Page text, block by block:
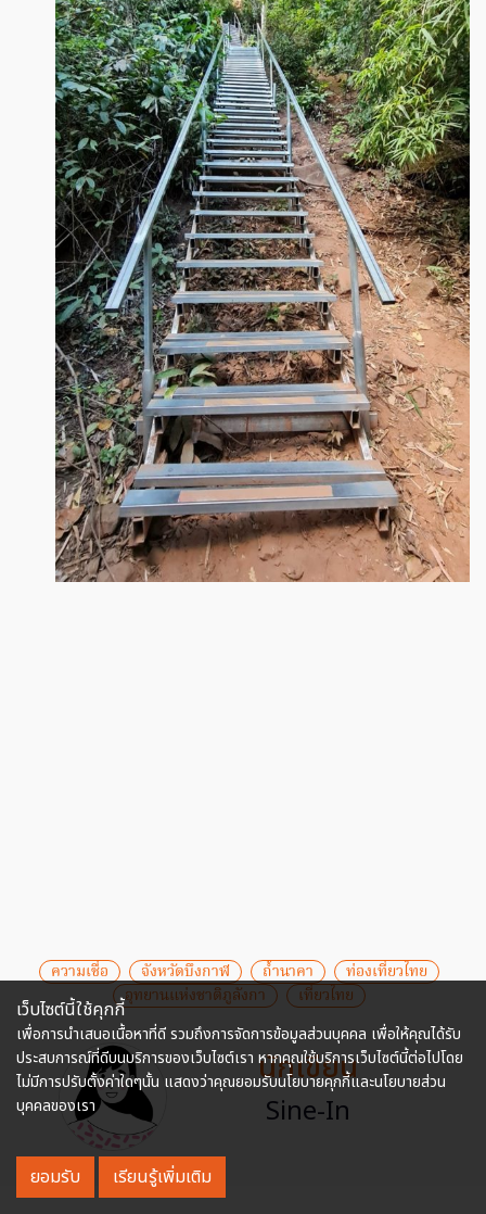
ความเชื่อ จังหวัดบึงกาฬ ถ้ำนาคา
ท่องเที่ยวไทย
อุทยานแห่งชาติภูลังกา
เที่ยวไทย
นักเขียน
Sine-In
เว็บไซต์นี้ใช้คุกกี้
เพื่อการนำเสนอเนื้อหาที่ดี รวมถึงการจัดการข้อมูลส่วนบุคคล เพื่อให้คุณได้รับ
ประสบการณ์ที่ดีบนบริการของเว็บไซต์เรา หากคุณใช้บริการเว็บไซต์นี้ต่อไปโดย
ไม่มีการปรับตั้งค่าใดๆนั้น แสดงว่าคุณยอมรับนโยบายคุกกี้และนโยบายส่วน
บุคคลของเรา
ยอมรับ เรียนรู้เพิ่มเติม